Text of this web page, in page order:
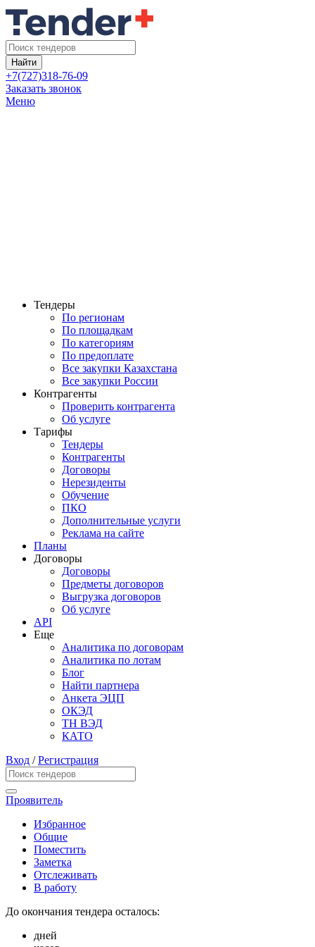
Найти
+7(727)318-76-09
Заказать звонок
Меню
Тендеры
По регионам
По площадкам
По категориям
По предоплате
Все закупки Казахстана
Все закупки России
Контрагенты
Проверить контрагента
Об услуге
Тарифы
Тендеры
Контрагенты
Договоры
Нерезиденты
Обучение
ПКО
Дополнительные услуги
Реклама на сайте
Планы
Договоры
Договоры
Предметы договоров
Выгрузка договоров
Об услуге
API
Еще
Аналитика по договорам
Аналитика по лотам
Блог
Найти партнера
Анкета ЭЦП
ОКЭД
ТН ВЭД
КАТО
Вход /Регистрация
Проявитель
Избранное
Общие
Поместить
Заметка
Отслеживать
В работу
До окончания тендера осталось:
дней